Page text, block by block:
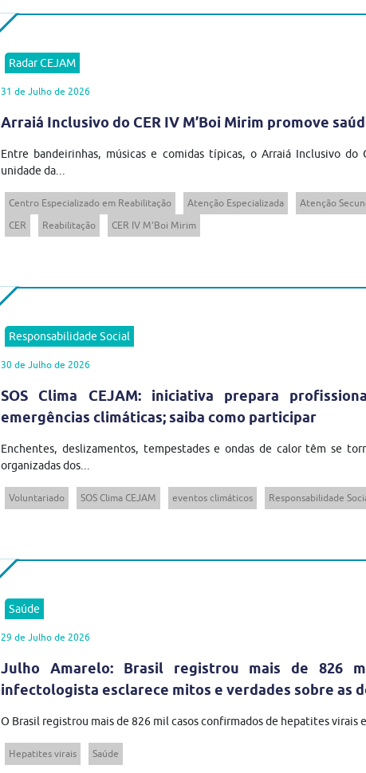
Radar CEJAM
31 de Julho de 2026
Arraiá Inclusivo do CER IV M’Boi Mirim promove
Entre bandeirinhas, músicas e comidas típicas, o Arraiá Inclusivo do
unidade da...
Centro Especializado em Reabilitação Atenção Especializada Atenção
CER
Reabilitação CER IV M'Boi Mirim
Responsabilidade Social
30 de Julho de 2026
SOS Clima CEJAM: iniciativa prepara
emergências climáticas; saiba como participar
Enchentes, deslizamentos, tempestades e ondas de calor têm se
organizadas dos...
Voluntariado SOS Clima CEJAM eventos climáticos Responsabilidade
Saúde
29 de Julho de 2026
Julho Amarelo: Brasil registrou mais de 826
infectologista esclarece mitos e verdades sobre as
O Brasil registrou mais de 826 mil casos confirmados de hepatites virais
Hepatites virais Saúde